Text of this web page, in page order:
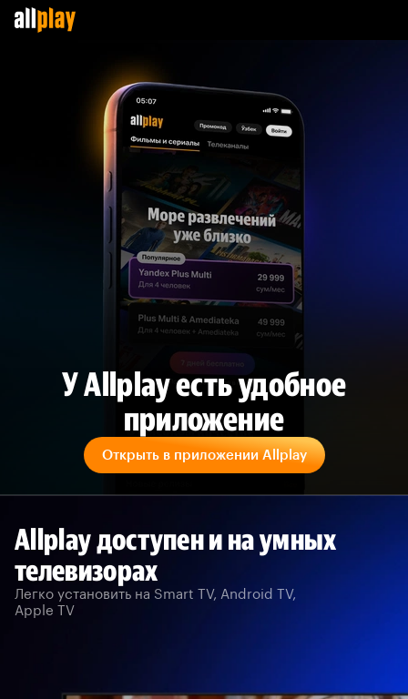
У Allplay есть удобное
приложение
Открыть в приложении Allplay
Allplay доступен и на умных
телевизорах
Легко установить на Smart TV, Android TV,
Apple TV